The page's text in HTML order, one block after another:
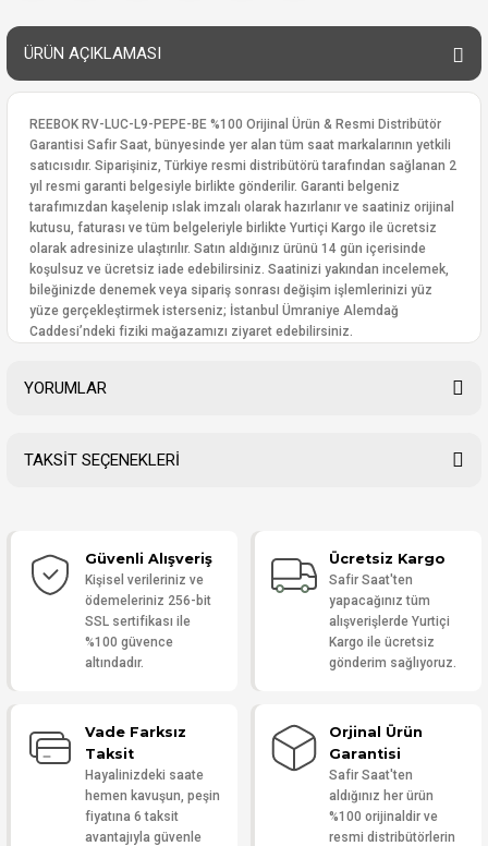
ÜRÜN AÇIKLAMASI
REEBOK RV-LUC-L9-PEPE-BE %100 Orijinal Ürün & Resmi Distribütör
Garantisi Safir Saat, bünyesinde yer alan tüm saat markalarının yetkili
satıcısıdır. Siparişiniz, Türkiye resmi distribütörü tarafından sağlanan 2
yıl resmi garanti belgesiyle birlikte gönderilir. Garanti belgeniz
tarafımızdan kaşelenip ıslak imzalı olarak hazırlanır ve saatiniz orijinal
kutusu, faturası ve tüm belgeleriyle birlikte Yurtiçi Kargo ile ücretsiz
olarak adresinize ulaştırılır. Satın aldığınız ürünü 14 gün içerisinde
koşulsuz ve ücretsiz iade edebilirsiniz. Saatinizi yakından incelemek,
bileğinizde denemek veya sipariş sonrası değişim işlemlerinizi yüz
yüze gerçekleştirmek isterseniz; İstanbul Ümraniye Alemdağ
Caddesi’ndeki fiziki mağazamızı ziyaret edebilirsiniz.
YORUMLAR
Yorum Yaz
TAKSİT SEÇENEKLERİ
Güvenli Alışveriş
Kişisel verileriniz ve
ödemeleriniz 256-bit
SSL sertifikası ile
%100 güvence
altındadır.
Ücretsiz Kargo
Safir Saat'ten
yapacağınız tüm
alışverişlerde Yurtiçi
Kargo ile ücretsiz
gönderim sağlıyoruz.
Vade Farksız
Taksit
Hayalinizdeki saate
hemen kavuşun, peşin
fiyatına 6 taksit
avantajıyla güvenle
Orjinal Ürün
Garantisi
Safir Saat'ten
aldığınız her ürün
%100 orijinaldir ve
resmi distribütörlerin